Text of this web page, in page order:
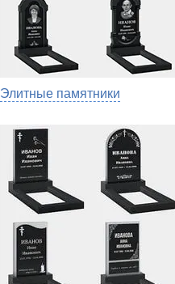
Элитные памятники